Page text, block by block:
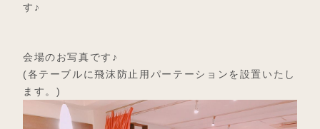
す♪
会場のお写真です♪
(各テーブルに飛沫防止用パーテーションを設置いたし
ます。)